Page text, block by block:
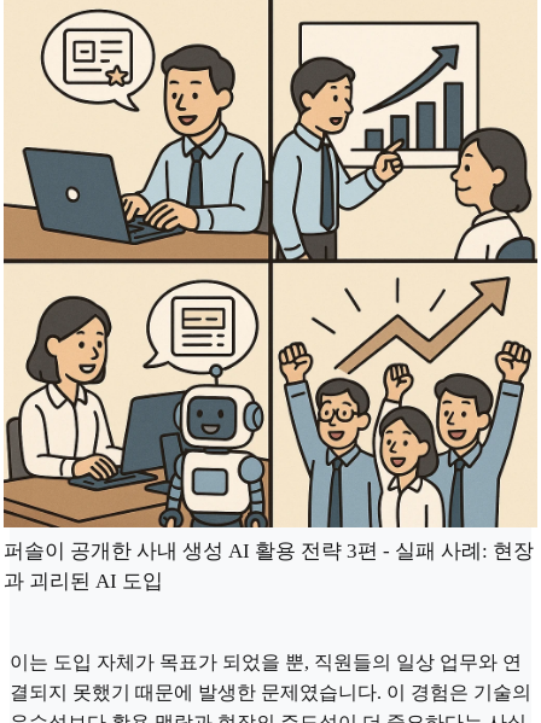
퍼솔이 공개한 사내 생성 AI 활용 전략 3편 - 실패 사례: 현장
과 괴리된 AI 도입
이는 도입 자체가 목표가 되었을 뿐, 직원들의 일상 업무와 연
결되지 못했기 때문에 발생한 문제였습니다. 이 경험은 기술의